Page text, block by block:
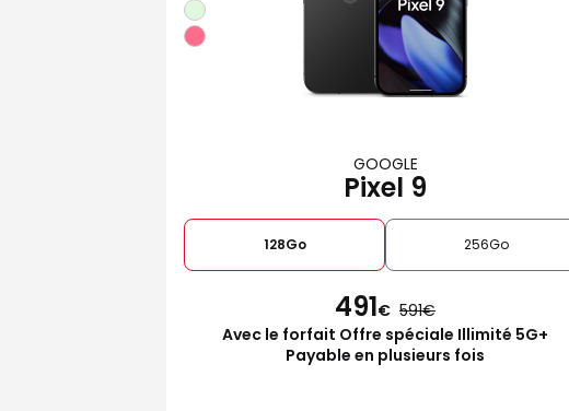
GOOGLE
Pixel 9
128Go 256Go
491€ 591
Avec le forfait Offre spéciale Illimité 5G+
Payable en plusieurs fois